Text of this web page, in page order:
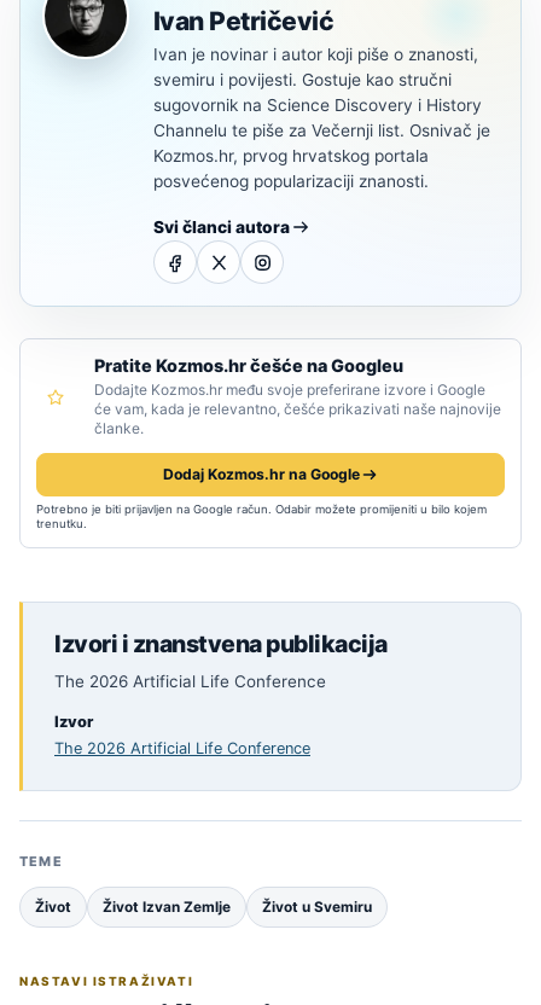
Ivan Petričević
Ivan je novinar i autor koji piše o znanosti,
svemiru i povijesti. Gostuje kao stručni
sugovornik na Science Discovery i History
Channelu te piše za Večernji list. Osnivač je
Kozmos.hr, prvog hrvatskog portala
posvećenog popularizaciji znanosti.
Svi članci autora
Pratite Kozmos.hr češće na Googleu
Dodajte Kozmos.hr među svoje preferirane izvore i Google
će vam, kada je relevantno, češće prikazivati naše najnovije
članke.
Dodaj Kozmos.hr na Google
Potrebno je biti prijavljen na Google račun. Odabir možete promijeniti u bilo kojem
trenutku.
Izvori i znanstvena publikacija
The 2026 Artificial Life Conference
Izvor
The 2026 Artificial Life Conference
TEME
Život Život Izvan Zemlje Život u Svemiru
NASTAVI ISTRAŽIVATI